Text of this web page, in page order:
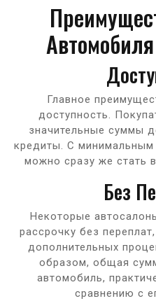
Главное
доступность.
значительные суммы
кредиты. С
можно сразу же стать
Без
Некоторые
рассрочку без
дополнительных
образом, общая
автомобиль,
сравнению с